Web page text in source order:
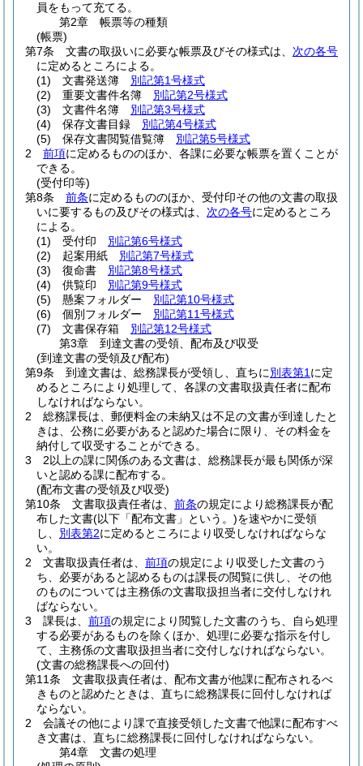
員をもって充てる。
第2章
帳票等の種類
(帳票)
第7条
文書の取扱いに必要な帳票及びその様式は、 次の各号
に定めるところによる。
(1)
文書発送簿 別記第1号様式
(2)
重要文書件名簿 別記第2号様式
(3)
文書件名簿 別記第3号様式
(4)
保存文書目録 別記第4号様式
(5)
保存文書閲覧借覧簿 別記第5号様式
2
前項に定めるもののほか、各課に必要な帳票を置くことが
できる。
(受付印等)
第8条
前条に定めるもののほか、受付印その他の文書の取扱
いに要するもの及びその様式は、 次の各号に定めるところ
による。
(1)
受付印 別記第6号様式
(2)
起案用紙 別記第7号様式
(3)
復命書 別記第8号様式
(4)
供覧印 別記第9号様式
(5)
懸案フォルダー 別記第10号様式
(6)
個別フォルダー 別記第11号様式
(7)
文書保存箱 別記第12号様式
第3章
到達文書の受領、配布及び収受
(到達文書の受領及び配布)
第9条
到達文書は、総務課長が受領し、直ちに別表第1 に定
めるところにより処理して、各課の文書取扱責任者に配布
しなければならない。
2
総務課長は、郵便料金の未納又は不足の文書が到達したと
きは、公務に必要があると認めた場合に限り、その料金を
納付して収受することができる。
3
2以上の課に関係のある文書は、総務課長が最も関係が深
いと認める課に配布する。
(配布文書の受領及び収受)
第10条
文書取扱責任者は、 前条の規定により総務課長が配
布した文書(以下「配布文書」という。)を速やかに受領
し、 別表第2に定めるところにより収受しなければならな
い。
2
文書取扱責任者は、 前項の規定により収受した文書のう
ち、必要があると認めるものは課長の閲覧に供し、その他
のものについては主務係の文書取扱担当者に交付しなけれ
ばならない。
3
課長は、 前項の規定により閲覧した文書のうち、自ら処理
する必要があるものを除くほか、処理に必要な指示を付し
て、主務係の文書取扱担当者に交付しなければならない。
(文書の総務課長への回付)
第11条
文書取扱責任者は、配布文書が他課に配布されるべ
きものと認めたときは、直ちに総務課長に回付しなければ
ならない。
2
会議その他により課で直接受領した文書で他課に配布すべ
き文書は、直ちに総務課長に回付しなければならない。
第4章
文書の処理